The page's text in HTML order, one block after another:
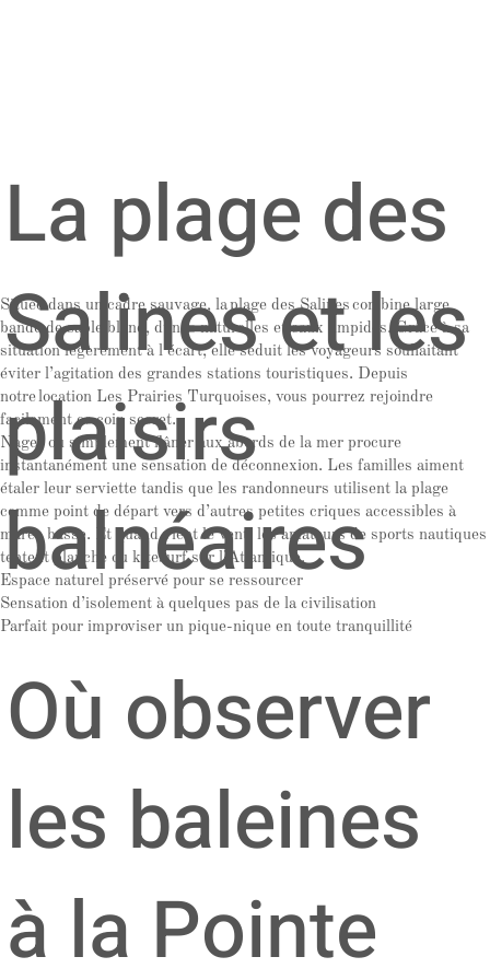
Située dans un cadre sauvage, la plage des Salines combine large
bande de sable blond, dunes naturelles et eaux limpides. Grâce à sa
situation légèrement à l’écart, elle séduit les voyageurs souhaitant
éviter l’agitation des grandes stations touristiques. Depuis
notre location Les Prairies Turquoises, vous pourrez rejoindre
facilement ce coin secret.
Nager ou simplement flâner aux abords de la mer procure
instantanément une sensation de déconnexion. Les familles aiment
étaler leur serviette tandis que les randonneurs utilisent la plage
comme point de départ vers d’autres petites criques accessibles à
marée basse. Et quand vient le vent, les amateurs de sports nautiques
tentent planche ou kitesurf sur l’Atlantique.
Espace naturel préservé pour se ressourcer
Sensation d’isolement à quelques pas de la civilisation
Parfait pour improviser un pique-nique en toute tranquillité
La plage des
Salines et les
plaisirs
balnéaires
Où observer
les baleines
à la Pointe